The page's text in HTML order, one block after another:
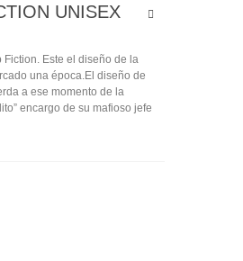
UNISEX
Este el diseño de la
una época.El diseño de
a ese momento de la
encargo de su mafioso jefe